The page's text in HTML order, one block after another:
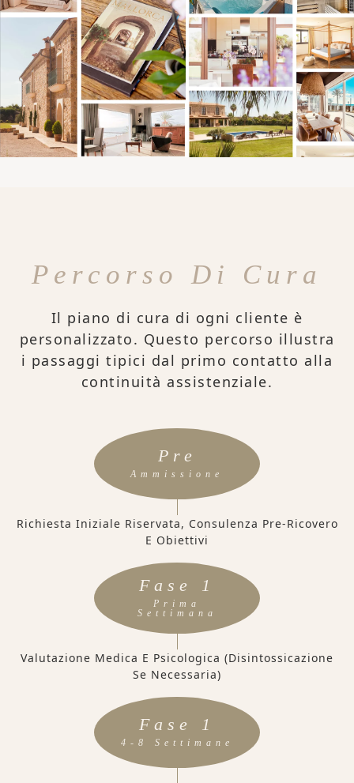
Percorso Di Cura
Il piano di cura di ogni cliente è
personalizzato. Questo percorso illustra
i passaggi tipici dal primo contatto alla
continuità assistenziale.
Pre
Ammissione
Richiesta Iniziale Riservata, Consulenza Pre-Ricovero
E Obiettivi
Fase 1
Prima
Settimana
Valutazione Medica E Psicologica (disintossicazione
Se Necessaria)
Fase 1
4-8 Settimane